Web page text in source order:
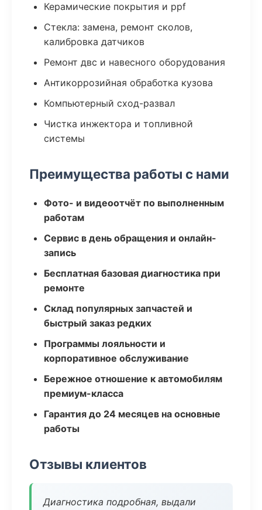
Керамические покрытия и ppf
Стекла: замена, ремонт сколов,
калибровка датчиков
Ремонт двс и навесного оборудования
Антикоррозийная обработка кузова
Компьютерный сход-развал
Чистка инжектора и топливной
системы
Преимущества работы с нами
Фото- и видеоотчёт по выполненным
работам
Сервис в день обращения и онлайн-
запись
Бесплатная базовая диагностика при
ремонте
Склад популярных запчастей и
быстрый заказ редких
Программы лояльности и
корпоративное обслуживание
Бережное отношение к автомобилям
премиум-класса
Гарантия до 24 месяцев на основные
работы
Отзывы клиентов
Диагностика подробная, выдали